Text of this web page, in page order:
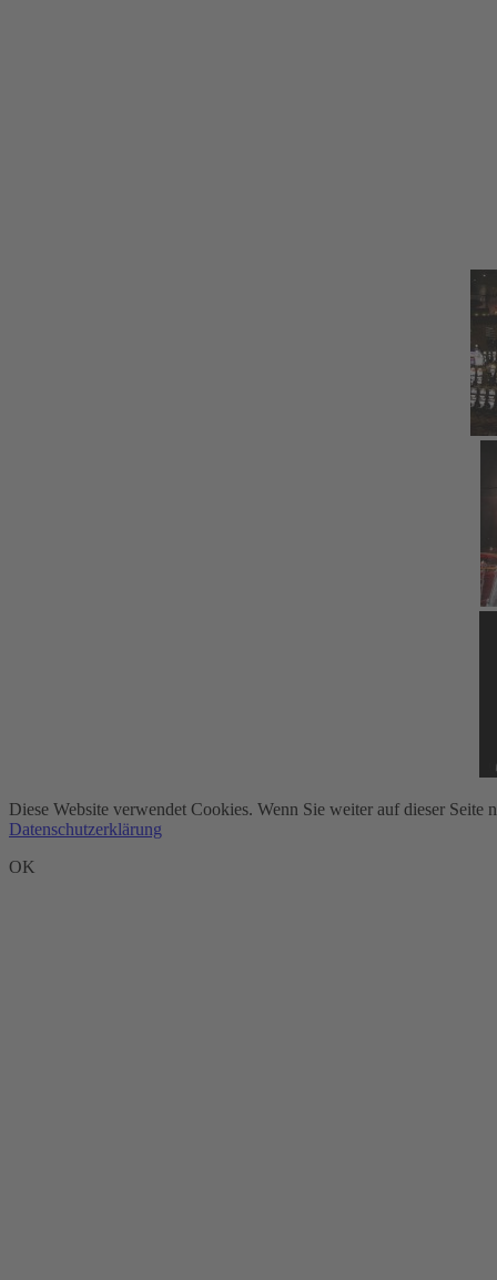
Diese Website verwendet Cookies. Wenn Sie weiter auf dieser
Datenschutzerklärung
OK